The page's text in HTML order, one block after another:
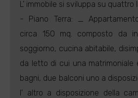
L' immobile si sviluppa su quattro
- Piano Terra: _
circa 150 mq. composto da
soggiorno, cucina abitabile,
da letto di cui una matrimoniale
bagni, due balconi uno a
l' altro a disposizione della